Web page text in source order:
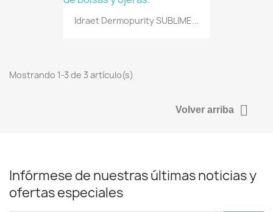
Idraet Dermopurity SUBLIME...
Mostrando 1-3 de 3 artículo(s)
Volver arriba 
Infórmese de nuestras últimas noticias y
ofertas especiales